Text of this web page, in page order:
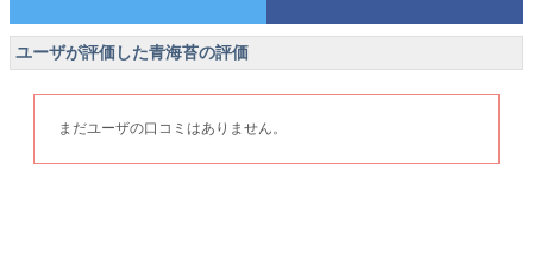
ユーザが評価した青海苔の評価
まだユーザの口コミはありません。